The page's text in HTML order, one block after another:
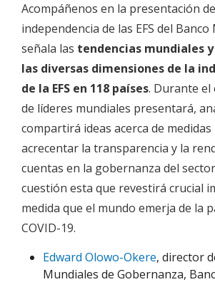
Acompáñenos en la presentación
independencia de las EFS del
señala las tendencias mundiales
las diversas dimensiones de la
de la EFS en 118 países. Durante el
de líderes mundiales presentará,
compartirá ideas acerca de medidas
acrecentar la transparencia y la
cuentas en la gobernanza del
cuestión esta que revestirá crucial
medida que el mundo emerja de la
COVID-19.
Edward Olowo-Okere, director
Mundiales de Gobernanza,